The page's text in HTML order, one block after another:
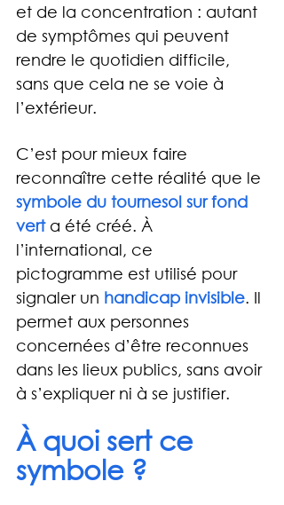
et de la concentration : autant
de symptômes qui peuvent
rendre le quotidien difficile,
sans que cela ne se voie à
l’extérieur.
C’est pour mieux faire
reconnaître cette réalité que le
symbole du tournesol sur fond
vert a été créé. À
l’international, ce
pictogramme est utilisé pour
signaler un handicap invisible. Il
permet aux personnes
concernées d’être reconnues
dans les lieux publics, sans avoir
à s’expliquer ni à se justifier.
À quoi sert ce
symbole ?